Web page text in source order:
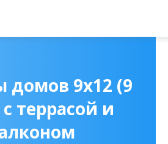
домов 9х12 (9
террасой и
ОФОРМИТЬ ЗАКАЗ